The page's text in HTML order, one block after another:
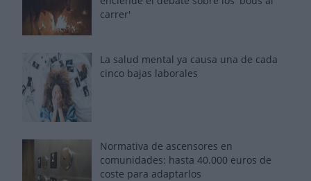
carrer'
La salud mental ya causa una de cada
cinco bajas laborales
Normativa de ascensores en
comunidades: hasta 40.000 euros de
coste para adaptarlos